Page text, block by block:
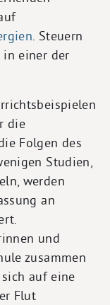
. Steuern
in einer der
die
Folgen des
Studien,
werden
an
und
zusammen
auf eine
Flut